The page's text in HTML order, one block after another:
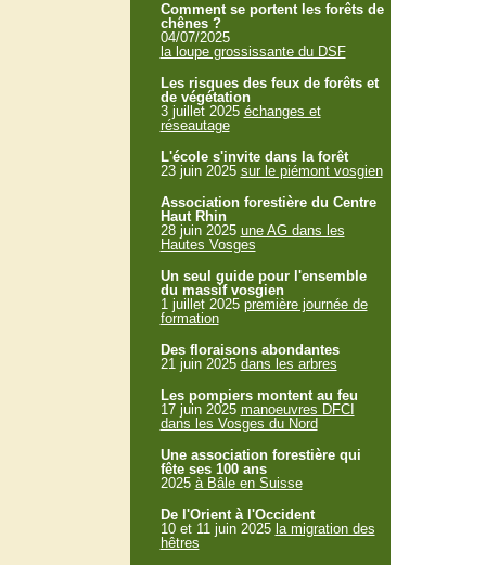
Comment se portent les forêts de
chênes ?
04/07/2025
la loupe grossissante du DSF
Les risques des feux de forêts et
de végétation
3 juillet 2025 échanges et
réseautage
L'école s'invite dans la forêt
23 juin 2025 sur le piémont vosgien
Association forestière du Centre
Haut Rhin
28 juin 2025 une AG dans les
Hautes Vosges
Un seul guide pour l'ensemble
du massif vosgien
1 juillet 2025 première journée de
formation
Des floraisons abondantes
21 juin 2025 dans les arbres
Les pompiers montent au feu
17 juin 2025 manoeuvres DFCI
dans les Vosges du Nord
Une association forestière qui
fête ses 100 ans
2025 à Bâle en Suisse
De l'Orient à l'Occident
10 et 11 juin 2025 la migration des
hêtres